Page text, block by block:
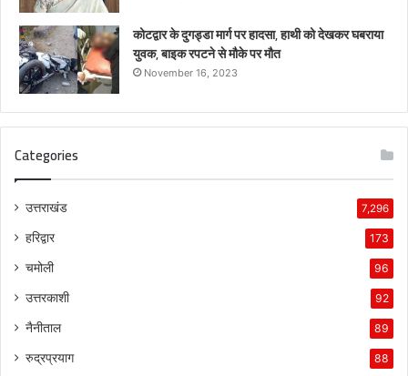
कोटद्वार के दुगड्डा मार्ग पर हादसा, हाथी को देखकर घबराया
युवक, बाइक रपटने से मौके पर मौत
November 16, 2023
Categories
उत्तराखंड 7,296
हरिद्वार 173
चमोली 96
उत्तरकाशी 92
नैनीताल 89
रुद्रप्रयाग 88